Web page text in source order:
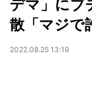
デマ」に
散「マジで
2022.08.25 13:19